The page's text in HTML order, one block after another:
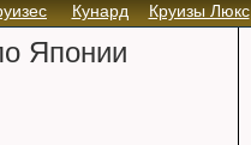
Кунард Круизы Люкс
Японии